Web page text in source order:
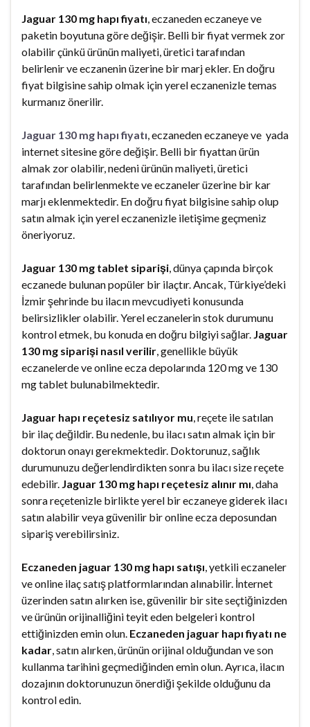
Jaguar 130 mg hapı fiyatı, eczaneden eczaneye ve
paketin boyutuna göre değişir. Belli bir fiyat vermek zor
olabilir çünkü ürünün maliyeti, üretici tarafından
belirlenir ve eczanenin üzerine bir marj ekler. En doğru
fiyat bilgisine sahip olmak için yerel eczanenizle temas
kurmanız önerilir.
Jaguar 130 mg hapı fiyatı, eczaneden eczaneye ve yada
internet sitesine göre değişir. Belli bir fiyattan ürün
almak zor olabilir, nedeni ürünün maliyeti, üretici
tarafından belirlenmekte ve eczaneler üzerine bir kar
marjı eklenmektedir. En doğru fiyat bilgisine sahip olup
satın almak için yerel eczanenizle iletişime geçmeniz
öneriyoruz.
Jaguar 130 mg tablet siparişi, dünya çapında birçok
eczanede bulunan popüler bir ilaçtır. Ancak, Türkiye’deki
İzmir şehrinde bu ilacın mevcudiyeti konusunda
belirsizlikler olabilir. Yerel eczanelerin stok durumunu
kontrol etmek, bu konuda en doğru bilgiyi sağlar. Jaguar
130 mg siparişi nasıl verilir, genellikle büyük
eczanelerde ve online ecza depolarında 120 mg ve 130
mg tablet bulunabilmektedir.
Jaguar hapı reçetesiz satılıyor mu, reçete ile satılan
bir ilaç değildir. Bu nedenle, bu ilacı satın almak için bir
doktorun onayı gerekmektedir. Doktorunuz, sağlık
durumunuzu değerlendirdikten sonra bu ilacı size reçete
edebilir. Jaguar 130 mg hapı reçetesiz alınır mı, daha
sonra reçetenizle birlikte yerel bir eczaneye giderek ilacı
satın alabilir veya güvenilir bir online ecza deposundan
sipariş verebilirsiniz.
Eczaneden jaguar 130 mg hapı satışı, yetkili eczaneler
ve online ilaç satış platformlarından alınabilir. İnternet
üzerinden satın alırken ise, güvenilir bir site seçtiğinizden
ve ürünün orijinalliğini teyit eden belgeleri kontrol
ettiğinizden emin olun. Eczaneden jaguar hapı fiyatı ne
kadar, satın alırken, ürünün orijinal olduğundan ve son
kullanma tarihini geçmediğinden emin olun. Ayrıca, ilacın
dozajının doktorunuzun önerdiği şekilde olduğunu da
kontrol edin.